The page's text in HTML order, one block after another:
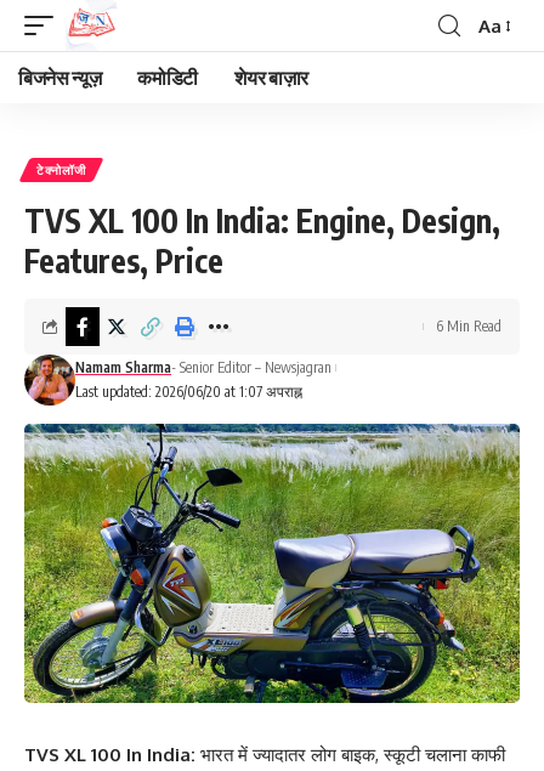
Font
Aa
बिजनेस न्यूज़ कमोडिटी शेयर बाज़ार
टेक्नोलॉजी
TVS XL 100 In India: Engine, Design,
Features, Price
Last updated: 2026/06/20 at 1:07 अपराह्न
Namam Sharma- Senior Editor – Newsjagran
6 Min Read
TVS XL 100 In India: भारत में ज्यादातर लोग बाइक, स्कूटी चलाना काफी